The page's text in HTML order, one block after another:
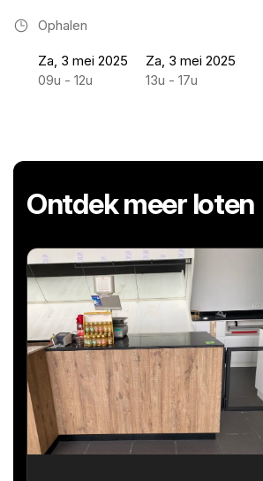
Ophalen
Za, 3 mei 2025
09u - 12u
Za, 3 mei 2025
13u - 17u
Ontdek meer loten